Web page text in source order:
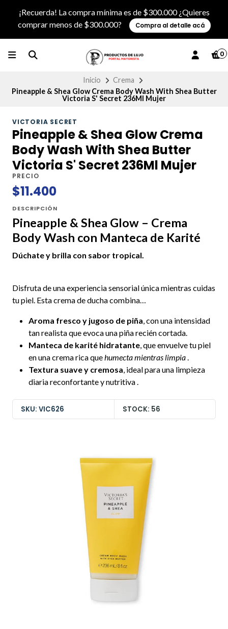
¡Recuerda! La compra mínima es de $300.000 ¿Quieres
comprar menos de $300.000?
Compra al detalle acá
0
Inicio
Crema
Pineapple & Shea Glow Crema Body Wash With Shea Butter
Victoria S' Secret 236Ml Mujer
VICTORIA SECRET
Pineapple & Shea Glow Crema
Body Wash With Shea Butter
Victoria S' Secret 236Ml Mujer
PRECIO
$11.400
DESCRIPCIÓN
Pineapple & Shea Glow – Crema
Body Wash con Manteca de Karité
Dúchate y brilla con sabor tropical.
Disfruta de una experiencia sensorial única mientras cuidas
tu piel. Esta crema de ducha combina…
Aroma fresco y jugoso de piña, con una intensidad
tan realista que evoca una piña recién cortada.
Manteca de karité hidratante, que envuelve tu piel
en una crema rica quehumecta mientras limpia.
Textura suave y cremosa, ideal para una limpieza
diaria reconfortante y nutritiva .
SKU: VIC626 STOCK: 56